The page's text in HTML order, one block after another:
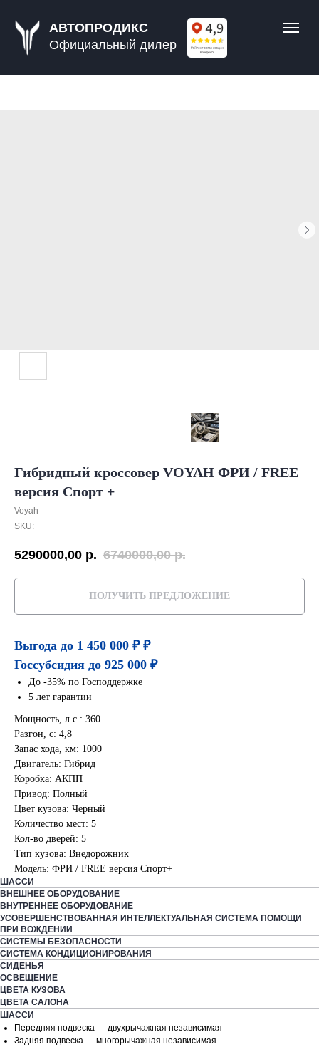
АВТОПРОДИКС
Официальный дилер
Гибридный кроссовер VOYAH ФРИ / FREE
версия Спорт +
Voyah
SKU:
5290000,00 р. 6740000,00 р.
ПОЛУЧИТЬ ПРЕДЛОЖЕНИЕ
Выгода до 1 450 000 ₽ ₽
Госсубсидия до 925 000 ₽
До -35% по Господдержке
5 лет гарантии
Мощность, л.с.: 360
Разгон, с: 4,8
Запас хода, км: 1000
Двигатель: Гибрид
Коробка: АКПП
Привод: Полный
Цвет кузова: Черный
Количество мест: 5
Кол-во дверей: 5
Тип кузова: Внедорожник
Модель: ФРИ / FREE версия Спорт+
ШАССИ
ВНЕШНЕЕ ОБОРУДОВАНИЕ
ВНУТРЕННЕЕ ОБОРУДОВАНИЕ
УСОВЕРШЕНСТВОВАННАЯ ИНТЕЛЛЕКТУАЛЬНАЯ СИСТЕМА ПОМОЩИ
ПРИ ВОЖДЕНИИ
СИСТЕМЫ БЕЗОПАСНОСТИ
СИСТЕМА КОНДИЦИОНИРОВАНИЯ
СИДЕНЬЯ
ОСВЕЩЕНИЕ
ЦВЕТА КУЗОВА
ЦВЕТА САЛОНА
ШАССИ
Передняя подвеска — двухрычажная независимая
Задняя подвеска — многорычажная независимая